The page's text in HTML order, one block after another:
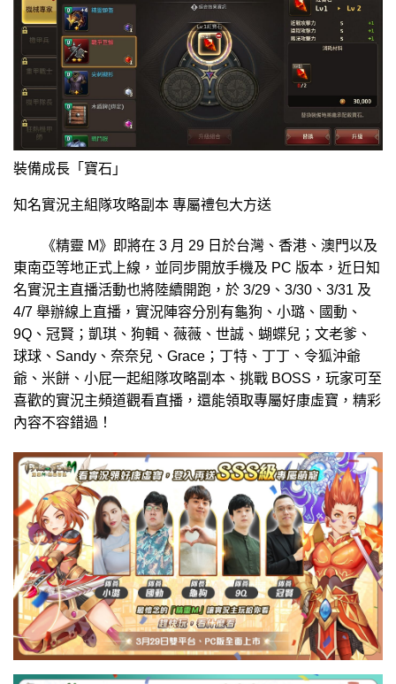
裝備成長「寶石」
知名實況主組隊攻略副本 專屬禮包大方送
《精靈 M》即將在 3 月 29 日於台灣、香港、澳門以及
東南亞等地正式上線，並同步開放手機及 PC 版本，近日知
名實況主直播活動也將陸續開跑，於 3/29、3/30、3/31 及
4/7 舉辦線上直播，實況陣容分別有龜狗、小璐、國動、
9Q、冠賢；凱琪、狗輯、薇薇、世誠、蝴蝶兒；文老爹、
球球、Sandy、奈奈兒、Grace；丁特、丁丁、令狐沖爺
爺、米餅、小屁一起組隊攻略副本、挑戰 BOSS，玩家可至
喜歡的實況主頻道觀看直播，還能領取專屬好康虛寶，精彩
內容不容錯過！